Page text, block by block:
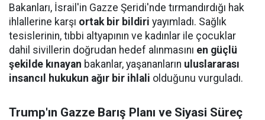
Bakanları, İsrail'in Gazze Şeridi'nde tırmandırdığı hak
ihlallerine karşı ortak bir bildiri yayımladı. Sağlık
tesislerinin, tıbbi altyapının ve kadınlar ile çocuklar
dahil sivillerin doğrudan hedef alınmasını en güçlü
şekilde kınayan bakanlar, yaşananların uluslararası
insancıl hukukun ağır bir ihlali olduğunu vurguladı.
Trump'ın Gazze Barış Planı ve Siyasi Süreç